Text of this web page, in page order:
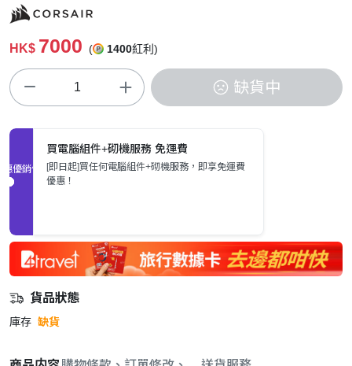
HK$ 7000 ( 1400紅利)
缺貨中
促銷優惠
買電腦組件+砌機服務 免運費
[即日起]買任何電腦組件+砌機服務，即享免運費
優惠！
貨品狀態
庫存 缺貨